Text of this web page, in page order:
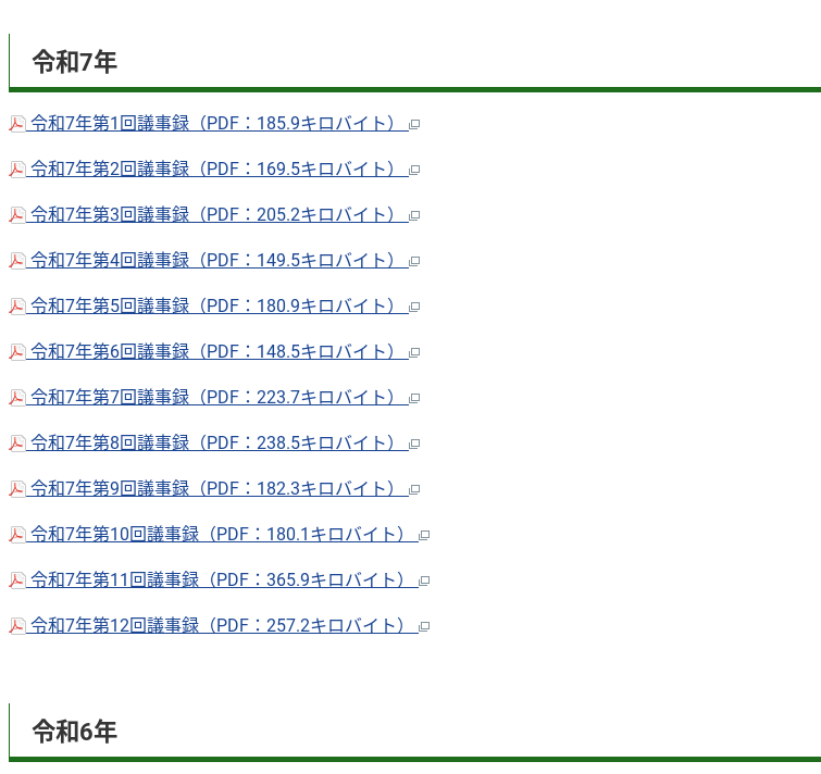
令和7年
令和7年第1回議事録（PDF：185.9キロバイト）
令和7年第2回議事録（PDF：169.5キロバイト）
令和7年第3回議事録（PDF：205.2キロバイト）
令和7年第4回議事録（PDF：149.5キロバイト）
令和7年第5回議事録（PDF：180.9キロバイト）
令和7年第6回議事録（PDF：148.5キロバイト）
令和7年第7回議事録（PDF：223.7キロバイト）
令和7年第8回議事録（PDF：238.5キロバイト）
令和7年第9回議事録（PDF：182.3キロバイト）
令和7年第10回議事録（PDF：180.1キロバイト）
令和7年第11回議事録（PDF：365.9キロバイト）
令和7年第12回議事録（PDF：257.2キロバイト）
令和6年